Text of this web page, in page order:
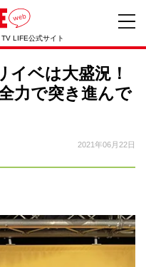
LIFE公式サイト
イベは大盛況！
力で突き進んで
2021年06月22日